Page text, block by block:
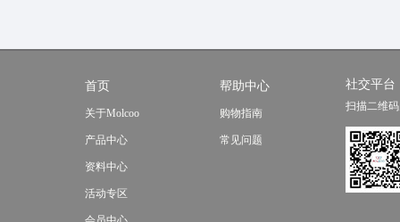
首页
关于Molcoo
产品中心
资料中心
活动专区
帮助中心
购物指南
常见问题
社交平台
扫描二维